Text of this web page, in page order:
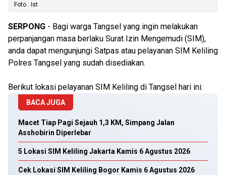
Foto : Ist
SERPONG - Bagi warga Tangsel yang ingin melakukan
perpanjangan masa berlaku Surat Izin Mengemudi (SIM),
anda dapat mengunjungi Satpas atau pelayanan SIM Keliling
Polres Tangsel yang sudah disediakan.
Berikut lokasi pelayanan SIM Keliling di Tangsel hari ini:
BACA JUGA
Macet Tiap Pagi Sejauh 1,3 KM, Simpang Jalan
Asshobirin Diperlebar
5 Lokasi SIM Keliling Jakarta Kamis 6 Agustus 2026
Cek Lokasi SIM Keliling Bogor Kamis 6 Agustus 2026